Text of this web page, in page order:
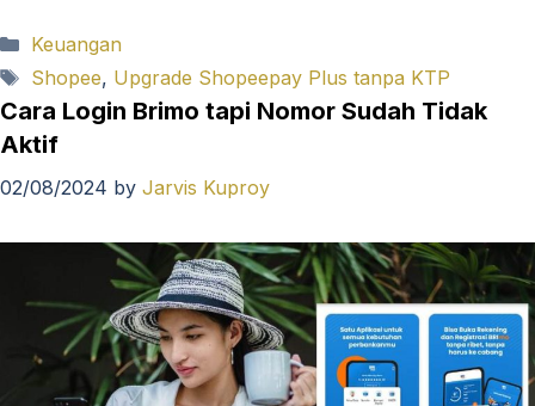
Categories
Keuangan
Tags
Shopee, Upgrade Shopeepay Plus tanpa KTP
Cara Login Brimo tapi Nomor Sudah Tidak
Aktif
02/08/2024 by Jarvis Kuproy